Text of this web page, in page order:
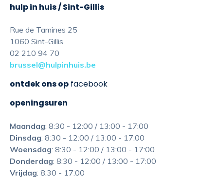
t
v
i
e
w
hulp in huis / Sint-Gillis
Rue de Tamines 25
1060 Sint-Gillis
02 210 94 70
brussel@hulpinhuis.be
ontdek ons op facebook
openingsuren
Maandag: 8:30 - 12:00 / 13:00 - 17:00
Dinsdag: 8:30 - 12:00 / 13:00 - 17:00
Woensdag: 8:30 - 12:00 / 13:00 - 17:00
Donderdag: 8:30 - 12:00 / 13:00 - 17:00
Vrijdag: 8:30 - 17:00